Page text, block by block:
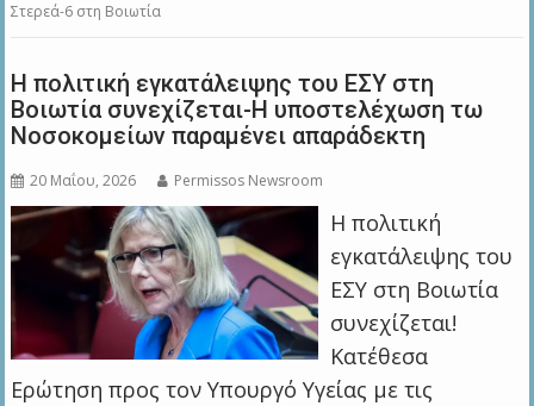
Στερεά-6 στη Βοιωτία
Η πολιτική εγκατάλειψης του ΕΣΥ στη
Βοιωτία συνεχίζεται-H υποστελέχωση τω
Νοσοκομείων παραμένει απαράδεκτη
20 Μαΐου, 2026 Permissos Newsroom
Η πολιτική
εγκατάλειψης του
ΕΣΥ στη Βοιωτία
συνεχίζεται!
Κατέθεσα
Ερώτηση προς τον Υπουργό Υγείας με τις